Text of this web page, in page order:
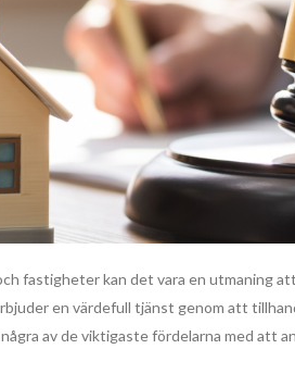
fastigheter kan det vara en utmaning
en värdefull tjänst genom att
av de viktigaste fördelarna med att